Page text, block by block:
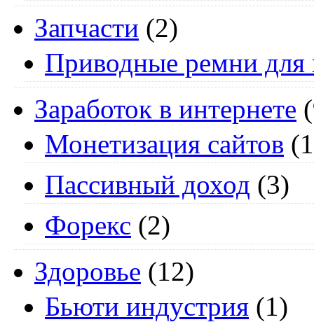
Запчасти (2)
Приводные ремни для
Заработок в интернете
Монетизация сайтов
Пассивный доход (3)
Форекс (2)
Здоровье (12)
Бьюти индустрия (1)